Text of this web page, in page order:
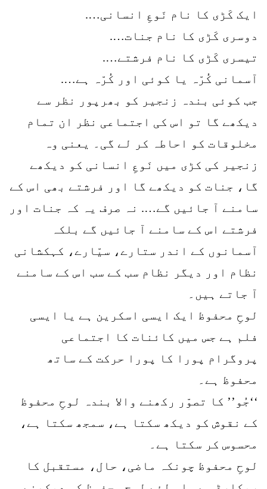
ایک کَڑی کا نام نَوعِ انسانی….
دوسری کَڑی کا نام جنات….
تیسری کَڑی کا نام فرشتے….
آسمانی کُرّہ یا کوئی اور کُرّہ ہے….
جب کوئی بندہ زنجیر کو بھرپور نظر سے
دیکھے گا تو اس کی اجتماعی نظر ان تمام
مخلوقات کو احاطہ کر لے گی۔ یعنی وہ
زنجیر کی کڑی میں نَوعِ انسانی کو دیکھے
گا، جنات کو دیکھے گا اور فرشتے بھی اس کے
سامنے آ جائیں گے…. نہ صرف یہ کہ جنات اور
فرشتے اس کے سامنے آ جائیں گے بلکہ
آسمانوں کے اندر ستارے، سیّارے، کہکشانی
نظام اور دیگر نظام سب کے سب اس کے سامنے
آ جاتے ہیں۔
لوحِ محفوظ ایک ایسی اسکرین ہے یا ایسی
فلم ہے جس میں کائنات کا اجتماعی
پروگرام پورا کا پورا حرکت کے ساتھ
محفوظ ہے۔
‘‘جُو’’ کا تصوّر رکھنے والا بندہ لوحِ محفوظ
کے نقوش کو دیکھ سکتا ہے، سمجھ سکتا ہے،
محسوس کر سکتا ہے۔
لوحِ محفوظ چونکہ ماضی، حال، مستقبل کا